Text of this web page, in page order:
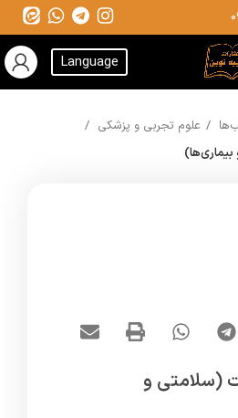
Language
علوم تجربی و پزشکی
(سلامتی و